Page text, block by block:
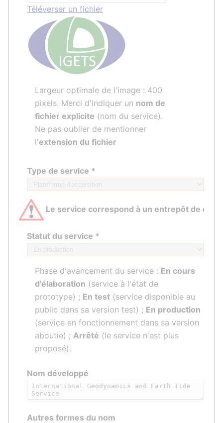
Téléverser un fichier
Largeur optimale de l'image : 400
pixels. Merci d'indiquer un nom de
fichier explicite (nom du service).
Ne pas oublier de mentionner
l'extension du fichier
Type de service *
Le service correspond à un entrepôt de
Statut du service *
Phase d'avancement du service : En cours
d'élaboration (service à l'état de
prototype) ; En test (service disponible au
public dans sa version test) ; En production
(service en fonctionnement dans sa version
aboutie) ; Arrêté (le service n'est plus
proposé).
Nom développé
Autres formes du nom